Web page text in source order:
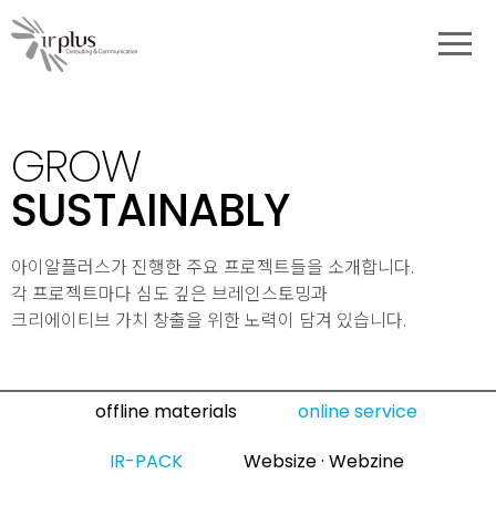
GROW
SUSTAINABLY
아이알플러스가 진행한 주요 프로젝트들을 소개합니다.
각 프로젝트마다 심도 깊은 브레인스토밍과
크리에이티브 가치 창출을 위한 노력이 담겨 있습니다.
offline materials
online service
IR-PACK
Websize · Webzine